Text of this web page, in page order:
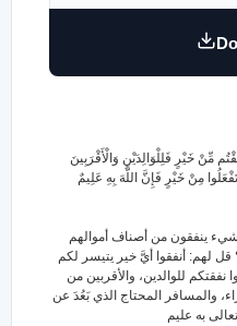
مِّنْ خَيْرٍ فَلِلْوَالِدَيْنِ وَالْأَقْرَبِينَ
مِنْ خَيْرٍ فَإِنَّ اللَّهَ بِهِ عَلِيمٌ
شيء ينفقون من أصناف أموالهم
قل لهم: أنفقوا أيَّ خير يتيسر لكم
للوالدين، والأقربين من
والمسافر المحتاج الذي بَعُدَ عن
به عليم